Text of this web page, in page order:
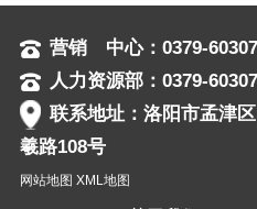
营销 中心：0379-
人力资源部：0379-
联系地址：洛阳市孟津
羲路108号
网站地图 XML地图